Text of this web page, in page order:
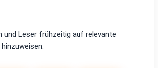
und Leser frühzeitig auf relevante